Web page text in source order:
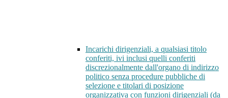
Incarichi dirigenziali, a qualsiasi titolo
conferiti, ivi inclusi quelli conferiti
discrezionalmente dall'organo di indirizzo
politico senza procedure pubbliche di
selezione e titolari di posizione
organizzativa con funzioni dirigenziali (da